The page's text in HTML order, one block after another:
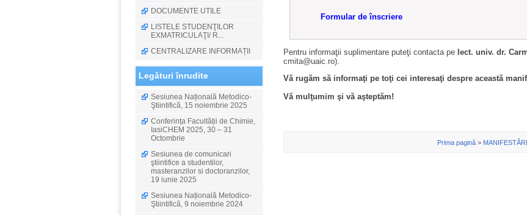
DOCUMENTE UTILE
LISTELE STUDENŢILOR
EXMATRICULAŢI/ R...
CENTRALIZARE INFORMAȚII
Legături înrudite
Sesiunea Națională Metodico-
Ştiintifică, 15 noiembrie 2025
Conferința Facultății de Chimie,
IasiCHEM 2025, 30 – 31
Octombrie
Sesiunea de comunicari
ştiintifice a studentilor,
masteranzilor si doctoranzilor,
19 iunie 2025
Sesiunea Națională Metodico-
Ştiintifică, 9 noiembrie 2024
Formular de înscriere
Pentru informaţii suplimentare puteţi contacta pe lect. univ. dr.
cmita@uaic.ro).
Vă rugăm să informaţi pe toţi cei interesaţi despre această
Vă mulţumim şi vă aşteptăm!
Prima pagină >